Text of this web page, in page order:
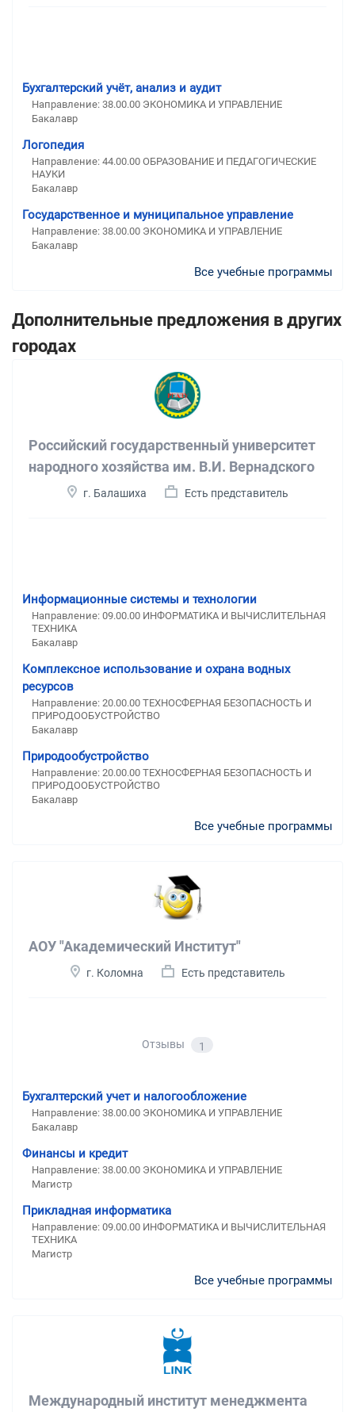
Бухгалтерский учёт, анализ и аудит
Направление: 38.00.00 ЭКОНОМИКА И УПРАВЛЕНИЕ
Бакалавр
Логопедия
Направление: 44.00.00 ОБРАЗОВАНИЕ И ПЕДАГОГИЧЕСКИЕ
НАУКИ
Бакалавр
Государственное и муниципальное управление
Направление: 38.00.00 ЭКОНОМИКА И УПРАВЛЕНИЕ
Бакалавр
Все учебные программы
Дополнительные предложения в других
городах
Российский государственный университет
народного хозяйства им. В.И. Вернадского
г. Балашиха Есть представитель
Информационные системы и технологии
Направление: 09.00.00 ИНФОРМАТИКА И ВЫЧИСЛИТЕЛЬНАЯ
ТЕХНИКА
Бакалавр
Комплексное использование и охрана водных
ресурсов
Направление: 20.00.00 ТЕХНОСФЕРНАЯ БЕЗОПАСНОСТЬ И
ПРИРОДООБУСТРОЙСТВО
Бакалавр
Природообустройство
Направление: 20.00.00 ТЕХНОСФЕРНАЯ БЕЗОПАСНОСТЬ И
ПРИРОДООБУСТРОЙСТВО
Бакалавр
Все учебные программы
АОУ "Академический Институт"
г. Коломна Есть представитель
Отзывы 1
Бухгалтерский учет и налогообложение
Направление: 38.00.00 ЭКОНОМИКА И УПРАВЛЕНИЕ
Бакалавр
Финансы и кредит
Направление: 38.00.00 ЭКОНОМИКА И УПРАВЛЕНИЕ
Магистр
Прикладная информатика
Направление: 09.00.00 ИНФОРМАТИКА И ВЫЧИСЛИТЕЛЬНАЯ
ТЕХНИКА
Магистр
Все учебные программы
Международный институт менеджмента